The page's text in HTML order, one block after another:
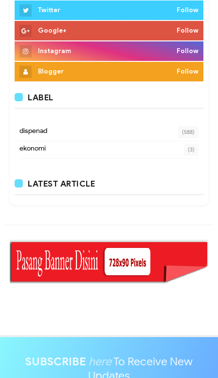
Twitter Follow
Google+ Follow
Instagram Follow
Blogger Follow
LABEL
dispenad (588)
ekonomi (3)
LATEST ARTICLE
SUBSCRIBE hereTo Receive New